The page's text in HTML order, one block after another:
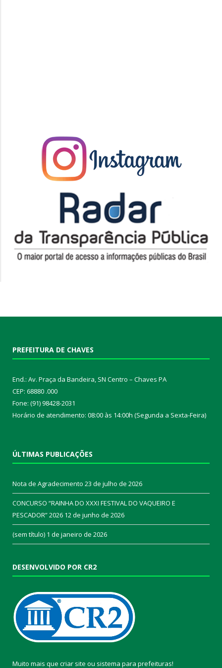
PREFEITURA DE CHAVES
End.: Av. Praça da Bandeira, SN Centro – Chaves PA
CEP: 68880 .000
Fone: (91) 98428-2031
Horário de atendimento: 08:00 às 14:00h (Segunda a Sexta-Feira)
ÚLTIMAS PUBLICAÇÕES
Nota de Agradecimento 23 de julho de 2026
CONCURSO “RAINHA DO XXXI FESTIVAL DO VAQUEIRO E
PESCADOR” 2026 12 de junho de 2026
(sem título) 1 de janeiro de 2026
DESENVOLVIDO POR CR2
Muito mais que criar site ou sistema para prefeituras!